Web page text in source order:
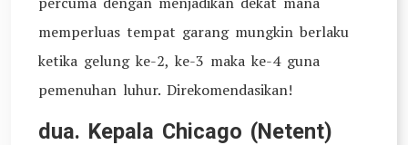
memperluas tempat garang mungkin berlaku
ketika gelung ke-2, ke-3 maka ke-4 guna
pemenuhan luhur. Direkomendasikan!
dua. Kepala Chicago (Netent)